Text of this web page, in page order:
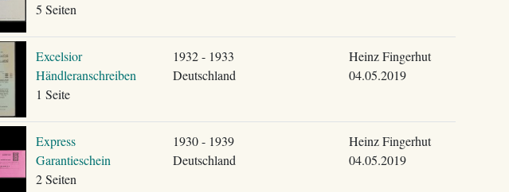
5 Seiten
Excelsior
Händleranschreiben
1 Seite
1932 - 1933
Deutschland
Heinz Fingerhut
04.05.2019
Express
Garantieschein
2 Seiten
1930 - 1939
Deutschland
Heinz Fingerhut
04.05.2019